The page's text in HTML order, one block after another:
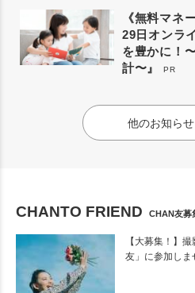
《無料マネ
29日オンラ
を豊かに！
計〜』
PR
他のお知ら
CHANTO FRIEND CHAN友募
【大募集！】
友」に参加しま